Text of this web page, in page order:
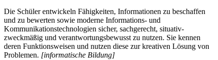
Die Schüler entwickeln Fähigkeiten, Informationen zu beschaffen
und zu bewerten sowie moderne Informations- und
Kommunikationstechnologien sicher, sachgerecht, situativ-
zweckmäßig und verantwortungsbewusst zu nutzen. Sie kennen
deren Funktionsweisen und nutzen diese zur kreativen Lösung von
Problemen. [informatische Bildung]